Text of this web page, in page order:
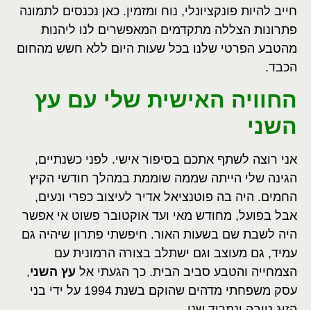
חייב להיות פונקציונלי, נוח ומזמין. כאן נכנסים לתמונה
פתרונות הצללה מתקדמים המאפשרים לנו ליהנות
מהטבע הפרטי שלנו בכל שעות היום ללא חשש מהחום
הכבד.
החוויה האישית שלי עם עץ
השני
אני רוצה לשתף אתכם בסיפור אישי. לפני כשנתיים,
הגינה שלי הייתה שממה שוממת במהלך חודשי הקיץ
החמים. היה בה פוטנציאל אדיר לעיצוב כפרי ונעים,
אבל בפועל, מחודש מאי ועד אוקטובר פשוט אי אפשר
היה לשבת שם בשעות האור. חיפשתי פתרון שיהיה גם
עמיד, גם מעוצב וגם ישתלב בצורה הרמונית עם
הצמחייה והטבע סביב הבית. כך הגעתי אל עץ השני,
עסק משפחתי מדהים שהוקם בשנת 1994 על ידי בני